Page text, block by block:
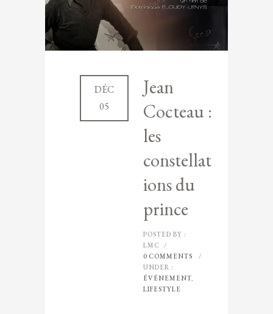
DÉC
05
Jean
Cocteau :
les
constellat
ions du
prince
POSTED BY :
LMC /
0 COMMENTS
/
UNDER :
ÉVÉNEMENT,
LIFESTYLE